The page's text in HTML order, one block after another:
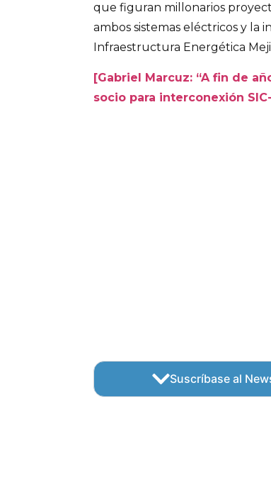
que figuran millonarios
ambos sistemas eléctricos y la
Infraestructura Energética
[Gabriel Marcuz: “A fin de
socio para interconexión SIC-
Suscríbase al